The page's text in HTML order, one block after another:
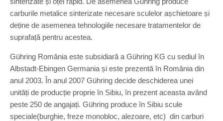
carburile metalice sinterizate necesare sculelor așchietoare și
deține de asemenea tehnologiile necesare tratamentelor de
suprafață pentru acestea.
Gühring România este subsidiară a Gühring KG cu sediul în
Albstadt-Ebingen Germania și este prezentă în România din
anul 2003. În anul 2007 Gühring decide deschiderea unei
unități de producție proprie în Sibiu, în prezent aceasta având
peste 250 de angajați. Gühring produce în Sibiu scule
speciale(burghie, freze monobloc, alezoare, etc) din carburi